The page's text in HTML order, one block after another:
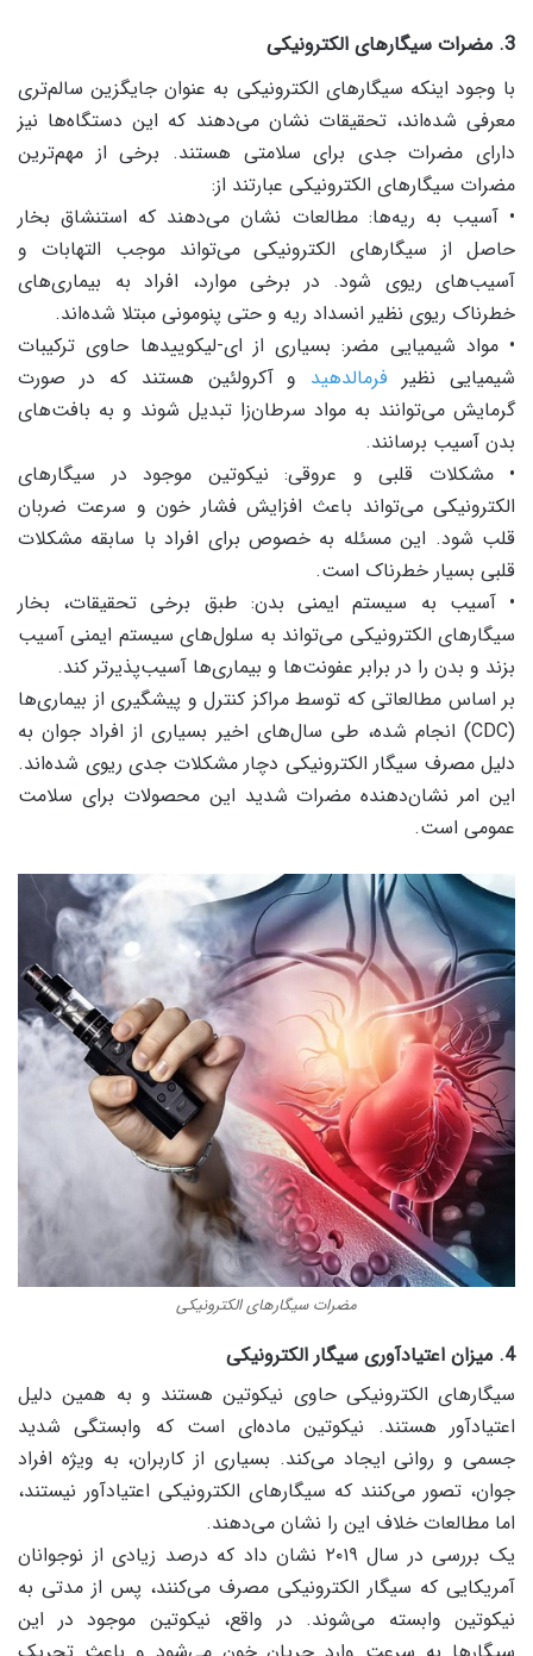
3. مضرات سیگارهای الکترونیکی
با وجود اینکه سیگارهای الکترونیکی به عنوان جایگزین سالم‌تری
معرفی شده‌اند، تحقیقات نشان می‌دهند که این دستگاه‌ها نیز
دارای مضرات جدی برای سلامتی هستند. برخی از مهم‌ترین
مضرات سیگارهای الکترونیکی عبارتند از:
• آسیب به ریه‌ها: مطالعات نشان می‌دهند که استنشاق بخار
حاصل از سیگارهای الکترونیکی می‌تواند موجب التهابات و
آسیب‌های ریوی شود. در برخی موارد، افراد به بیماری‌های
خطرناک ریوی نظیر انسداد ریه و حتی پنومونی مبتلا شده‌اند.
• مواد شیمیایی مضر: بسیاری از ای-لیکوییدها حاوی ترکیبات
شیمیایی نظیر فرمالدهید و آکرولئین هستند که در صورت
گرمایش می‌توانند به مواد سرطان‌زا تبدیل شوند و به بافت‌های
بدن آسیب برسانند.
• مشکلات قلبی و عروقی: نیکوتین موجود در سیگارهای
الکترونیکی می‌تواند باعث افزایش فشار خون و سرعت ضربان
قلب شود. این مسئله به خصوص برای افراد با سابقه مشکلات
قلبی بسیار خطرناک است.
• آسیب به سیستم ایمنی بدن: طبق برخی تحقیقات، بخار
سیگارهای الکترونیکی می‌تواند به سلول‌های سیستم ایمنی آسیب
بزند و بدن را در برابر عفونت‌ها و بیماری‌ها آسیب‌پذیرتر کند.
بر اساس مطالعاتی که توسط مراکز کنترل و پیشگیری از بیماری‌ها
(CDC) انجام شده، طی سال‌های اخیر بسیاری از افراد جوان به
دلیل مصرف سیگار الکترونیکی دچار مشکلات جدی ریوی شده‌اند.
این امر نشان‌دهنده مضرات شدید این محصولات برای سلامت
عمومی است.
مضرات سیگارهای الکترونیکی
4. میزان اعتیادآوری سیگار الکترونیکی
سیگارهای الکترونیکی حاوی نیکوتین هستند و به همین دلیل
اعتیادآور هستند. نیکوتین ماده‌ای است که وابستگی شدید
جسمی و روانی ایجاد می‌کند. بسیاری از کاربران، به ویژه افراد
جوان، تصور می‌کنند که سیگارهای الکترونیکی اعتیادآور نیستند،
اما مطالعات خلاف این را نشان می‌دهند.
یک بررسی در سال ۲۰۱۹ نشان داد که درصد زیادی از نوجوانان
آمریکایی که سیگار الکترونیکی مصرف می‌کنند، پس از مدتی به
نیکوتین وابسته می‌شوند. در واقع، نیکوتین موجود در این